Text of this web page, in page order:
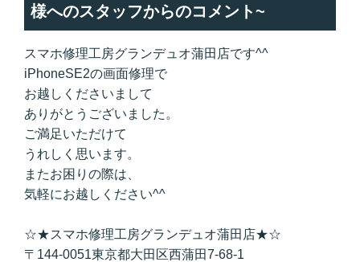
様へのスタッフからのコメント~
スマホ修理工房グランデュオ蒲田店です^^
iPhoneSE2の画面修理で
お越しくださいまして
ありがとうございました。
ご満足いただけて
うれしく思います。
またお困りの際は、
気軽にお越しください^^
☆★スマホ修理工房グランデュオ蒲田店★☆
〒144-0051東京都大田区西蒲田7-68-1